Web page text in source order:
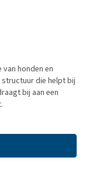
honden en
structuur die helpt bij
bij aan een